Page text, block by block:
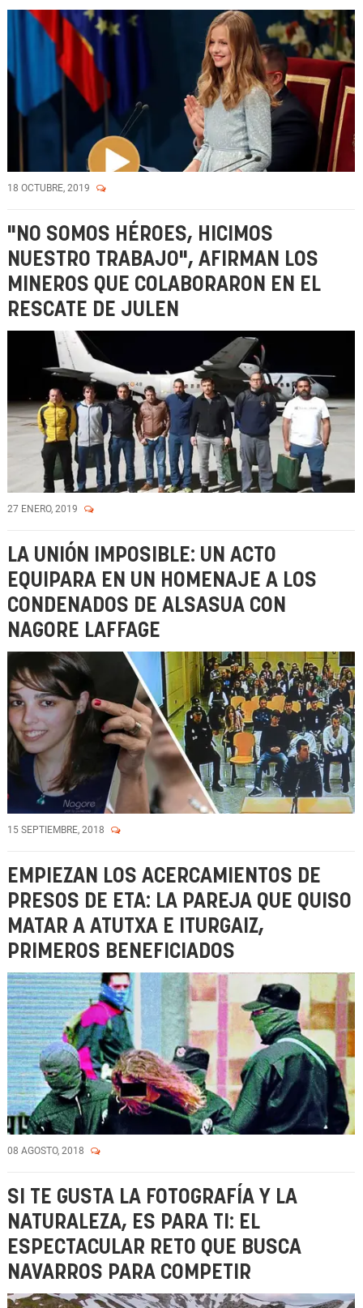
18 OCTUBRE, 2019
"NO SOMOS HÉROES, HICIMOS
NUESTRO TRABAJO", AFIRMAN LOS
MINEROS QUE COLABORARON EN EL
RESCATE DE JULEN
27 ENERO, 2019
LA UNIÓN IMPOSIBLE: UN ACTO
EQUIPARA EN UN HOMENAJE A LOS
CONDENADOS DE ALSASUA CON
NAGORE LAFFAGE
15 SEPTIEMBRE, 2018
EMPIEZAN LOS ACERCAMIENTOS DE
PRESOS DE ETA: LA PAREJA QUE QUISO
MATAR A ATUTXA E ITURGAIZ,
PRIMEROS BENEFICIADOS
08 AGOSTO, 2018
SI TE GUSTA LA FOTOGRAFÍA Y LA
NATURALEZA, ES PARA TI: EL
ESPECTACULAR RETO QUE BUSCA
NAVARROS PARA COMPETIR